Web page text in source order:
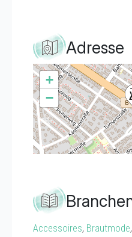
Adresse
+
−
Accessoires, Brautmode,